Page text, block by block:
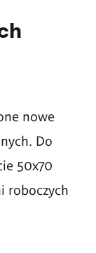
nowe
Do
50x70
roboczych